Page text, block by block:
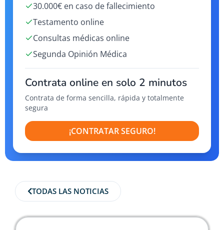
30.000€ en caso de fallecimiento
Testamento online
Consultas médicas online
Segunda Opinión Médica
Contrata online en solo 2 minutos
Contrata de forma sencilla, rápida y totalmente
segura
¡CONTRATAR SEGURO!
TODAS LAS NOTICIAS